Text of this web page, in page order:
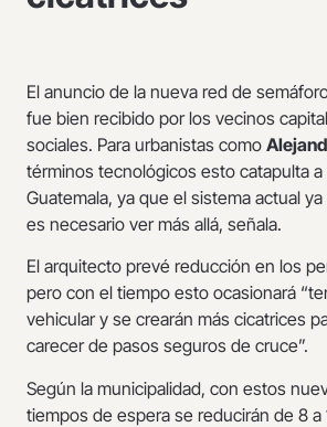
El anuncio de la nueva red de
fue bien recibido por los vecinos
sociales. Para urbanistas como
términos tecnológicos esto catapulta a
Guatemala, ya que el sistema actual
es necesario ver más allá, señala.
El arquitecto prevé reducción en los
pero con el tiempo esto ocasionará
vehicular y se crearán más cicatrices
carecer de pasos seguros de cruce”.
Según la municipalidad, con estos
tiempos de espera se reducirán de 8 a